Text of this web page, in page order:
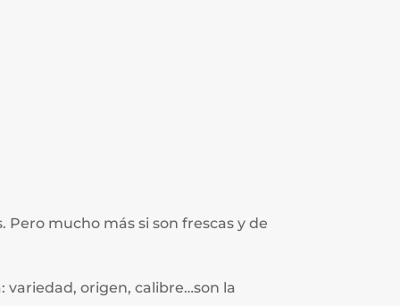
mucho más si son frescas y de
origen, calibre…son la